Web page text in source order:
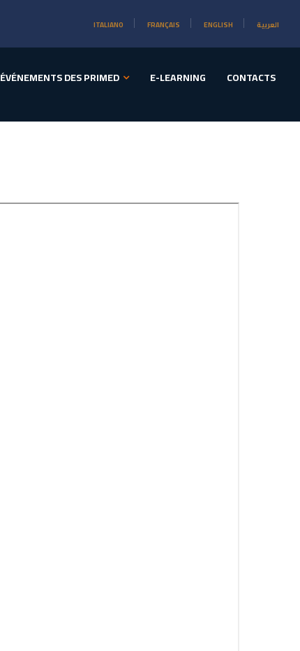
ITALIANO FRANÇAIS ENGLISH العربية
ÉVÉNEMENTS DES PRIMED E-LEARNING CONTACTS